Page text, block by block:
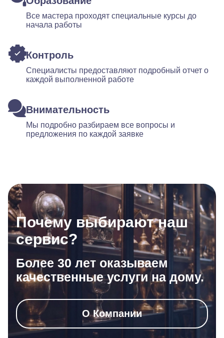
Все мастера проходят специальные курсы до
начала работы
Контроль
Специалисты предоставляют подробный отчет о
каждой выполненной работе
Внимательность
Мы подробно разбираем все вопросы и
предложения по каждой заявке
Почему выбирают наш
сервис?
Более 30 лет оказываем
качественные услуги на дому.
О Компании